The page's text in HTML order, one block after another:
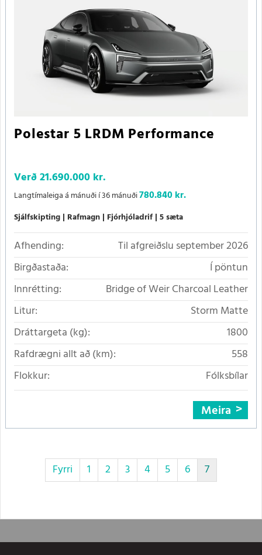
Polestar 5 LRDM Performance
Verð21.690.000 kr.
Langtímaleiga á mánuði í 36 mánuði780.840 kr.
Sjálfskipting Rafmagn Fjórhjóladrif 5 sæta
Afhending:
Til afgreiðslu september 2026
Birgðastaða:
Í pöntun
Innrétting:
Bridge of Weir Charcoal Leather
Litur:
Storm Matte
Dráttargeta (kg):
1800
Rafdrægni allt að (km):
558
Flokkur:
Fólksbílar
Meira
Fyrri 1 2 3 4 5 6 7